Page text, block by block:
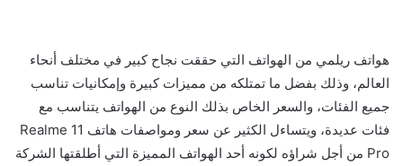
هواتف ريلمي من الهواتف التي حققت نجاح كبير في مختلف أنحاء
العالم، وذلك بفضل ما تمتلكه من مميزات كبيرة وإمكانيات تناسب
جميع الفئات، والسعر الخاص بذلك النوع من الهواتف يتناسب مع
فئات عديدة، ويتساءل الكثير عن سعر ومواصفات هاتف Realme 11
Pro من أجل شراؤه لكونه أحد الهواتف المميزة التي أطلقتها الشركة